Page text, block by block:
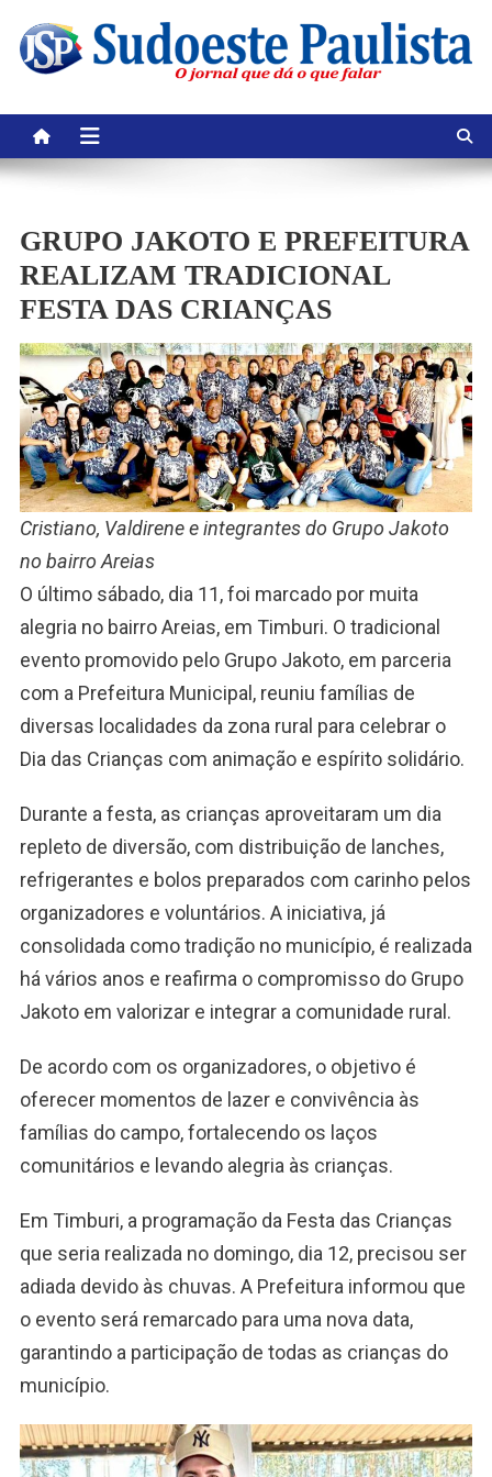
content
GRUPO JAKOTO E PREFEITURA
REALIZAM TRADICIONAL
FESTA DAS CRIANÇAS
Cristiano, Valdirene e integrantes do Grupo Jakoto
no bairro Areias
O último sábado, dia 11, foi marcado por muita
alegria no bairro Areias, em Timburi. O tradicional
evento promovido pelo Grupo Jakoto, em parceria
com a Prefeitura Municipal, reuniu famílias de
diversas localidades da zona rural para celebrar o
Dia das Crianças com animação e espírito solidário.
Durante a festa, as crianças aproveitaram um dia
repleto de diversão, com distribuição de lanches,
refrigerantes e bolos preparados com carinho pelos
organizadores e voluntários. A iniciativa, já
consolidada como tradição no município, é realizada
há vários anos e reafirma o compromisso do Grupo
Jakoto em valorizar e integrar a comunidade rural.
De acordo com os organizadores, o objetivo é
oferecer momentos de lazer e convivência às
famílias do campo, fortalecendo os laços
comunitários e levando alegria às crianças.
Em Timburi, a programação da Festa das Crianças
que seria realizada no domingo, dia 12, precisou ser
adiada devido às chuvas. A Prefeitura informou que
o evento será remarcado para uma nova data,
garantindo a participação de todas as crianças do
município.